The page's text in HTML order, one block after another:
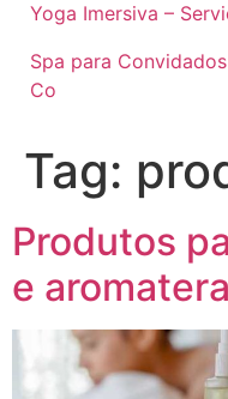
Yoga Imersiva –
Spa para
Co
Tag:
Produtos
e